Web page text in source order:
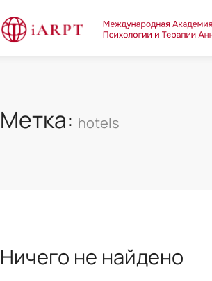
Метка: hotels
Ничего не найдено